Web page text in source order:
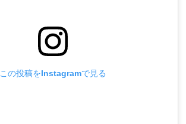
この投稿をInstagramで見る